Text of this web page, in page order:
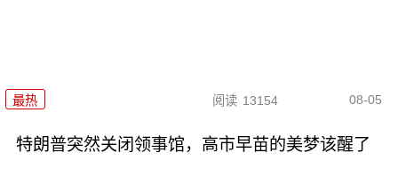
最热 阅读 13154 08-05
特朗普突然关闭领事馆，高市早苗的美梦该醒了